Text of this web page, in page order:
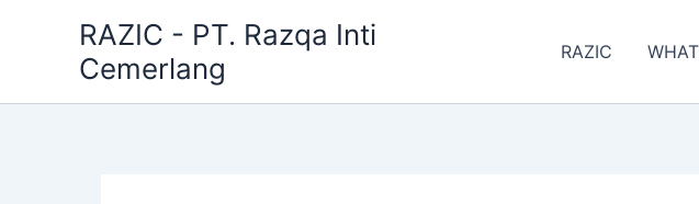
RAZIC - PT. Razqa Inti
Cemerlang
RAZIC